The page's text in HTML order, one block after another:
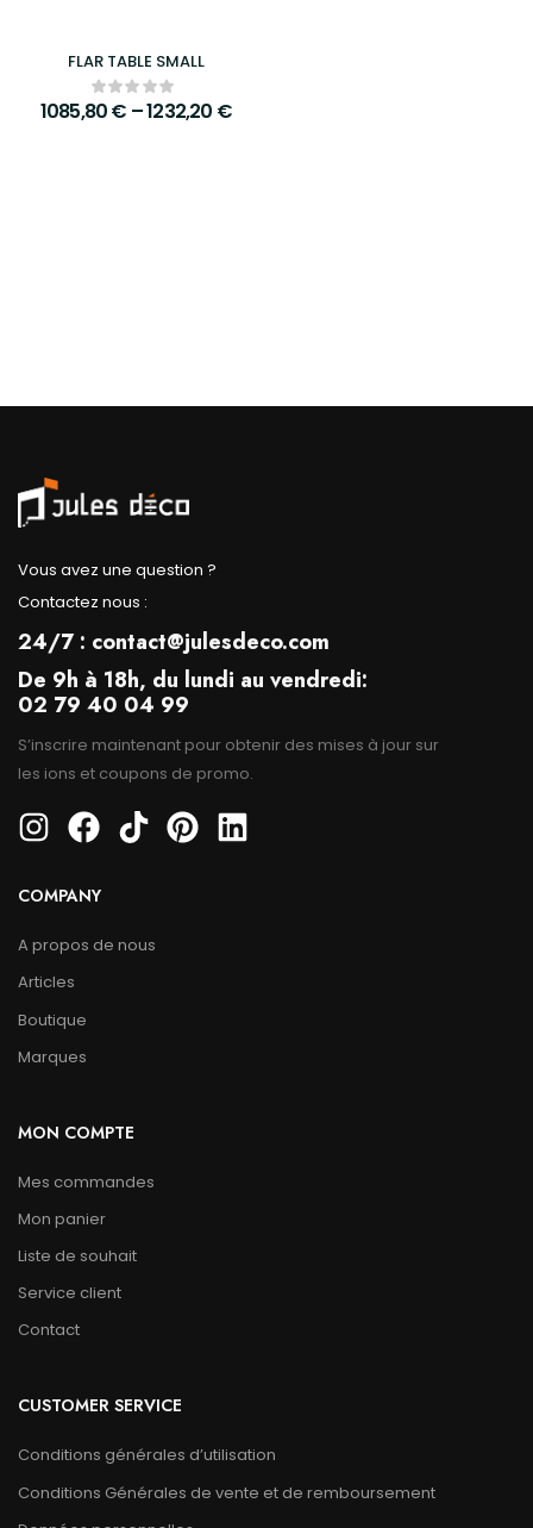
FLAR TABLE SMALL
1085,80€ –1232,20 €
Vous avez une question ?
Contactez nous :
24/7 : contact@julesdeco.com
De 9h à 18h, du lundi au vendredi:
02 79 40 04 99
S’inscrire maintenant pour obtenir des mises à jour sur
les ions et coupons de promo.
COMPANY
A propos de nous
Articles
Boutique
Marques
MON COMPTE
Mes commandes
Mon panier
Liste de souhait
Service client
Contact
CUSTOMER SERVICE
Conditions générales d’utilisation
Conditions Générales de vente et de remboursement